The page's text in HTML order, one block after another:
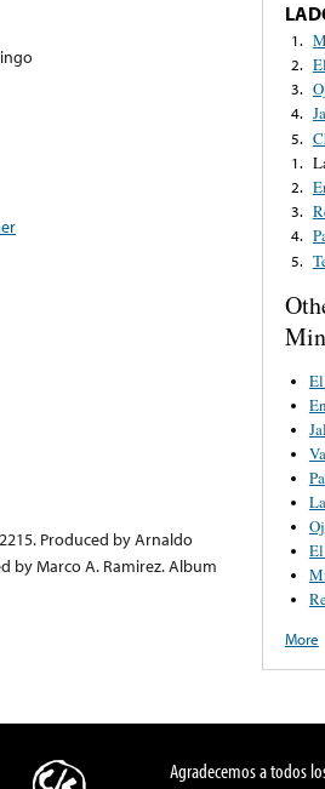
Produced by Arnaldo
by Marco A. Ramirez. Album
1.
2.
3.
4.
5.
1.
2.
3.
4.
5.
More
Agradecemos a todos